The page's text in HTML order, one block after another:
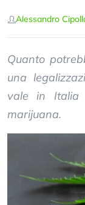
Alessandro
Quanto
una
vale in Italia
marijuana.